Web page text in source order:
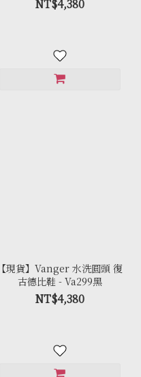
NT$4,380
【現貨】Vanger 水洗圓頭 復
古德比鞋 - Va299黑
NT$4,380